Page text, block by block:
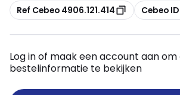
Kopiëren
Ref Cebeo 4906.121.414 Kopiëren
Cebeo
Log in of maak een account aan
bestelinformatie te bekijken